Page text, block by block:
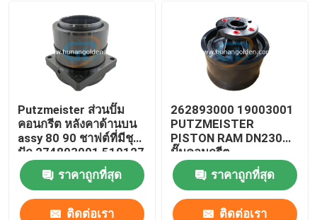
วาล์วควบคุมไฮดรอลิค
ชุดซีลกระบอกไฮดรอลิค
กรณีการโอนปั๊มคอนกรีต
ตัวลดแบบหมุน
ส่วนปนูเมติกกลาง
Putzmeister ส่วนปั๊ม
คอนกรีต หลังคาด้านบน
assy 80 90 ชาฟต์ที่มีชุด
ปัก 274893001 519127
ราคาถูกที่สุด
ติดต่อเรา
262893000 19003001
PUTZMEISTER
PISTON RAM DN230
ปั๊มคอนกรีต
ราคาถูกที่สุด
ติดต่อเรา